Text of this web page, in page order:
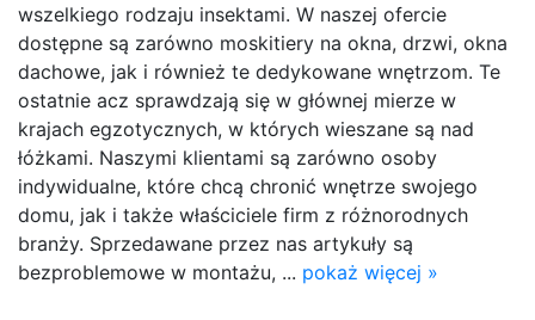
wszelkiego rodzaju insektami. W naszej ofercie
dostępne są zarówno moskitiery na okna, drzwi, okna
dachowe, jak i również te dedykowane wnętrzom. Te
ostatnie acz sprawdzają się w głównej mierze w
krajach egzotycznych, w których wieszane są nad
łóżkami. Naszymi klientami są zarówno osoby
indywidualne, które chcą chronić wnętrze swojego
domu, jak i także właściciele firm z różnorodnych
branży. Sprzedawane przez nas artykuły są
bezproblemowe w montażu, ... pokaż więcej »